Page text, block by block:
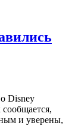
Disney
и уверены,